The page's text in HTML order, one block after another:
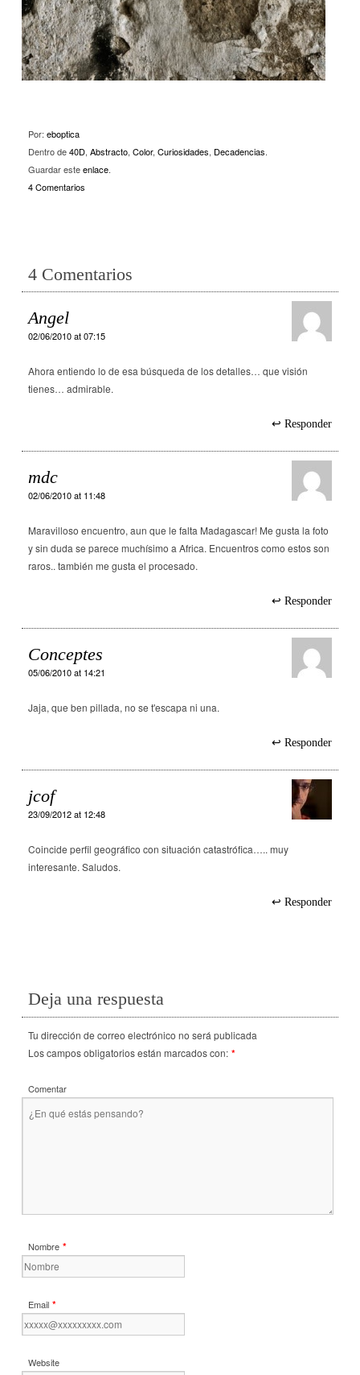
Por: eboptica
Dentro de40D, Abstracto, Color, Curiosidades, Decadencias.
Guardar esteenlace.
4 Comentarios
4 Comentarios
Angel
02/06/2010 at 07:15
Ahora entiendo lo de esa búsqueda de los detalles… que visión
tienes… admirable.
Responder
mdc
02/06/2010 at 11:48
Maravilloso encuentro, aun que le falta Madagascar! Me gusta la foto
y sin duda se parece muchísimo a Africa. Encuentros como estos son
raros.. también me gusta el procesado.
Responder
Conceptes
05/06/2010 at 14:21
Jaja, que ben pillada, no se t'escapa ni una.
Responder
jcof
23/09/2012 at 12:48
Coincide perfil geográfico con situación catastrófica….. muy
interesante. Saludos.
Responder
Deja una respuesta
Tu dirección de correo electrónico no será publicada
Los campos obligatorios están marcados con: *
Comentar
Nombre *
Email *
Website